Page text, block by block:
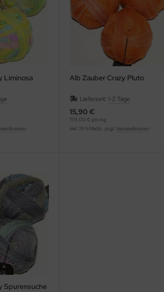
Liminosa Alb Zauber Crazy Pluto
Lieferzeit: 1-2 Tage
15,90 €
159,00 € pro kg
inkl. 19 % MwSt. zzgl. Versandkosten
Spurensuche